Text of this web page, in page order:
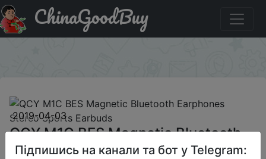
Знижка на QCY M1C BES Magnetic Bluetooth Earphones
Stereo Sports Earbuds
ChinaGoodBuy
2019-04-03
QCY M1C BES Magnetic Bluetooth
Earphones Stereo Sports Earbuds
Підпишись на канали та бот у Telegram: